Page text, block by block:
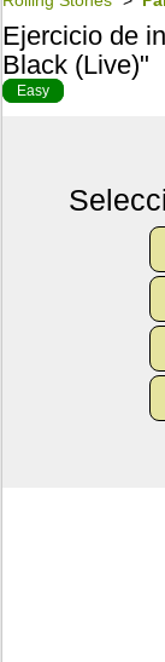
Ejercicio de
Black (Live)"
Easy